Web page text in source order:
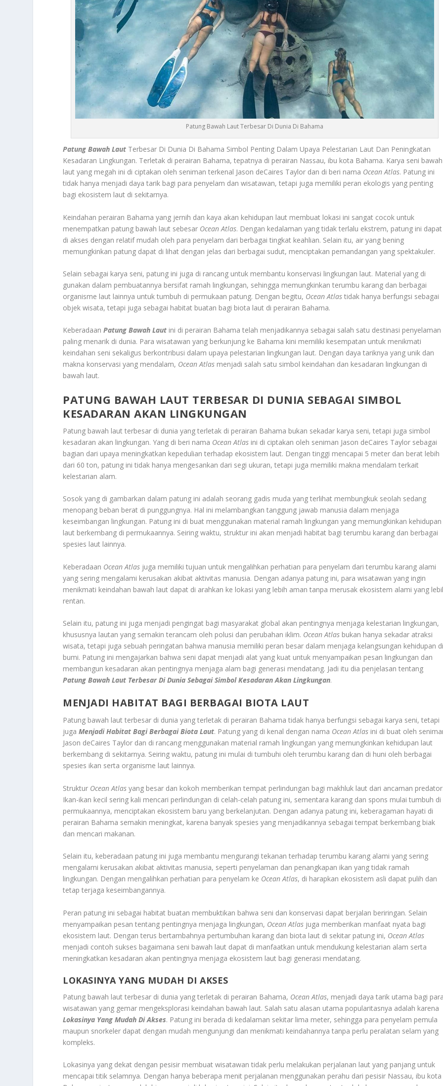
Patung Bawah Laut Terbesar Di Dunia Di Bahama
Patung Bawah Laut Terbesar Di Dunia Di Bahama Simbol Penting Dalam Upaya Pelestarian Laut Dan Peningkatan
Kesadaran Lingkungan. Terletak di perairan Bahama, tepatnya di perairan Nassau, ibu kota Bahama. Karya seni bawah
laut yang megah ini di ciptakan oleh seniman terkenal Jason deCaires Taylor dan di beri nama Ocean Atlas. Patung ini
tidak hanya menjadi daya tarik bagi para penyelam dan wisatawan, tetapi juga memiliki peran ekologis yang penting
bagi ekosistem laut di sekitarnya.
Keindahan perairan Bahama yang jernih dan kaya akan kehidupan laut membuat lokasi ini sangat cocok untuk
menempatkan patung bawah laut sebesar Ocean Atlas. Dengan kedalaman yang tidak terlalu ekstrem, patung ini dapat
di akses dengan relatif mudah oleh para penyelam dari berbagai tingkat keahlian. Selain itu, air yang bening
memungkinkan patung dapat di lihat dengan jelas dari berbagai sudut, menciptakan pemandangan yang spektakuler.
Selain sebagai karya seni, patung ini juga di rancang untuk membantu konservasi lingkungan laut. Material yang di
gunakan dalam pembuatannya bersifat ramah lingkungan, sehingga memungkinkan terumbu karang dan berbagai
organisme laut lainnya untuk tumbuh di permukaan patung. Dengan begitu, Ocean Atlas tidak hanya berfungsi sebagai
objek wisata, tetapi juga sebagai habitat buatan bagi biota laut di perairan Bahama.
KeberadaanPatung Bawah Laut ini di perairan Bahama telah menjadikannya sebagai salah satu destinasi penyelaman
paling menarik di dunia. Para wisatawan yang berkunjung ke Bahama kini memiliki kesempatan untuk menikmati
keindahan seni sekaligus berkontribusi dalam upaya pelestarian lingkungan laut. Dengan daya tariknya yang unik dan
makna konservasi yang mendalam, Ocean Atlas menjadi salah satu simbol keindahan dan kesadaran lingkungan di
bawah laut.
PATUNG BAWAH LAUT TERBESAR DI DUNIA SEBAGAI SIMBOL
KESADARAN AKAN LINGKUNGAN
Patung bawah laut terbesar di dunia yang terletak di perairan Bahama bukan sekadar karya seni, tetapi juga simbol
kesadaran akan lingkungan. Yang di beri nama Ocean Atlas ini di ciptakan oleh seniman Jason deCaires Taylor sebagai
bagian dari upaya meningkatkan kepedulian terhadap ekosistem laut. Dengan tinggi mencapai 5 meter dan berat lebih
dari 60 ton, patung ini tidak hanya mengesankan dari segi ukuran, tetapi juga memiliki makna mendalam terkait
kelestarian alam.
Sosok yang di gambarkan dalam patung ini adalah seorang gadis muda yang terlihat membungkuk seolah sedang
menopang beban berat di punggungnya. Hal ini melambangkan tanggung jawab manusia dalam menjaga
keseimbangan lingkungan. Patung ini di buat menggunakan material ramah lingkungan yang memungkinkan kehidupan
laut berkembang di permukaannya. Seiring waktu, struktur ini akan menjadi habitat bagi terumbu karang dan berbagai
spesies laut lainnya.
Keberadaan Ocean Atlas juga memiliki tujuan untuk mengalihkan perhatian para penyelam dari terumbu karang alami
yang sering mengalami kerusakan akibat aktivitas manusia. Dengan adanya patung ini, para wisatawan yang ingin
menikmati keindahan bawah laut dapat di arahkan ke lokasi yang lebih aman tanpa merusak ekosistem alami yang
rentan.
Selain itu, patung ini juga menjadi pengingat bagi masyarakat global akan pentingnya menjaga kelestarian lingkungan,
khususnya lautan yang semakin terancam oleh polusi dan perubahan iklim. Ocean Atlas bukan hanya sekadar atraksi
wisata, tetapi juga sebuah peringatan bahwa manusia memiliki peran besar dalam menjaga kelangsungan kehidupan
bumi. Patung ini mengajarkan bahwa seni dapat menjadi alat yang kuat untuk menyampaikan pesan lingkungan dan
membangun kesadaran akan pentingnya menjaga alam bagi generasi mendatang. Jadi itu dia penjelasan tentang
Patung Bawah Laut Terbesar Di Dunia Sebagai Simbol Kesadaran Akan Lingkungan.
MENJADI HABITAT BAGI BERBAGAI BIOTA LAUT
Patung bawah laut terbesar di dunia yang terletak di perairan Bahama tidak hanya berfungsi sebagai karya seni, tetapi
jugaMenjadi Habitat Bagi Berbagai Biota Laut. Patung yang di kenal dengan nama Ocean Atlas ini di buat oleh
Jason deCaires Taylor dan di rancang menggunakan material ramah lingkungan yang memungkinkan kehidupan laut
berkembang di sekitarnya. Seiring waktu, patung ini mulai di tumbuhi oleh terumbu karang dan di huni oleh berbagai
spesies ikan serta organisme laut lainnya.
Struktur Ocean Atlas yang besar dan kokoh memberikan tempat perlindungan bagi makhluk laut dari ancaman
Ikan-ikan kecil sering kali mencari perlindungan di celah-celah patung ini, sementara karang dan spons mulai tumbuh di
permukaannya, menciptakan ekosistem baru yang berkelanjutan. Dengan adanya patung ini, keberagaman hayati di
perairan Bahama semakin meningkat, karena banyak spesies yang menjadikannya sebagai tempat berkembang biak
dan mencari makanan.
Selain itu, keberadaan patung ini juga membantu mengurangi tekanan terhadap terumbu karang alami yang sering
mengalami kerusakan akibat aktivitas manusia, seperti penyelaman dan penangkapan ikan yang tidak ramah
lingkungan. Dengan mengalihkan perhatian para penyelam ke Ocean Atlas, di harapkan ekosistem asli dapat pulih dan
tetap terjaga keseimbangannya.
Peran patung ini sebagai habitat buatan membuktikan bahwa seni dan konservasi dapat berjalan beriringan. Selain
menyampaikan pesan tentang pentingnya menjaga lingkungan, Ocean Atlas juga memberikan manfaat nyata bagi
ekosistem laut. Dengan terus bertambahnya pertumbuhan karang dan biota laut di sekitar patung ini, Ocean Atlas
menjadi contoh sukses bagaimana seni bawah laut dapat di manfaatkan untuk mendukung kelestarian alam serta
meningkatkan kesadaran akan pentingnya menjaga ekosistem laut bagi generasi mendatang.
LOKASINYA YANG MUDAH DI AKSES
Patung bawah laut terbesar di dunia yang terletak di perairan Bahama, Ocean Atlas, menjadi daya tarik utama bagi
wisatawan yang gemar mengeksplorasi keindahan bawah laut. Salah satu alasan utama popularitasnya adalah karena
Lokasinya Yang Mudah Di Akses. Patung ini berada di kedalaman sekitar lima meter, sehingga para penyelam pemula
maupun snorkeler dapat dengan mudah mengunjungi dan menikmati keindahannya tanpa perlu peralatan selam yang
kompleks.
Lokasinya yang dekat dengan pesisir membuat wisatawan tidak perlu melakukan perjalanan laut yang panjang untuk
mencapai titik selamnya. Dengan hanya beberapa menit perjalanan menggunakan perahu dari pesisir Nassau, ibu kota